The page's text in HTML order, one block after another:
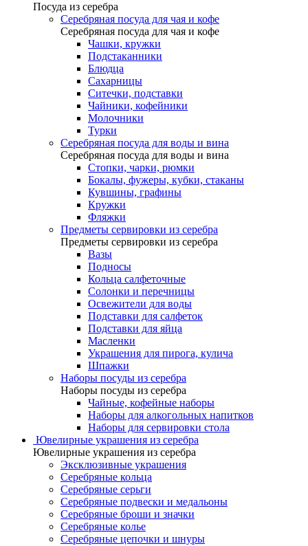
Посуда из серебра
Серебряная посуда для чая и кофе
Серебряная посуда для чая и кофе
Чашки, кружки
Подстаканники
Блюдца
Сахарницы
Ситечки, подставки
Чайники, кофейники
Молочники
Турки
Серебряная посуда для воды и вина
Серебряная посуда для воды и вина
Стопки, чарки, рюмки
Бокалы, фужеры, кубки, стаканы
Кувшины, графины
Кружки
Фляжки
Предметы сервировки из серебра
Предметы сервировки из серебра
Вазы
Подносы
Кольца салфеточные
Солонки и перечницы
Освежители для воды
Подставки для салфеток
Подставки для яйца
Масленки
Украшения для пирога, кулича
Шпажки
Наборы посуды из серебра
Наборы посуды из серебра
Чайные, кофейные наборы
Наборы для алкогольных напитков
Наборы для сервировки стола
Ювелирные украшения из серебра
Ювелирные украшения из серебра
Эксклюзивные украшения
Серебряные кольца
Серебряные серьги
Серебряные подвески и медальоны
Серебряные броши и значки
Серебряные колье
Серебряные цепочки и шнуры